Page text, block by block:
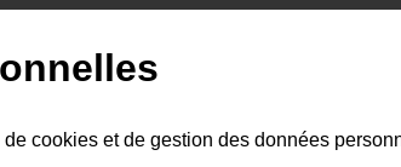
cookies et de gestion des données